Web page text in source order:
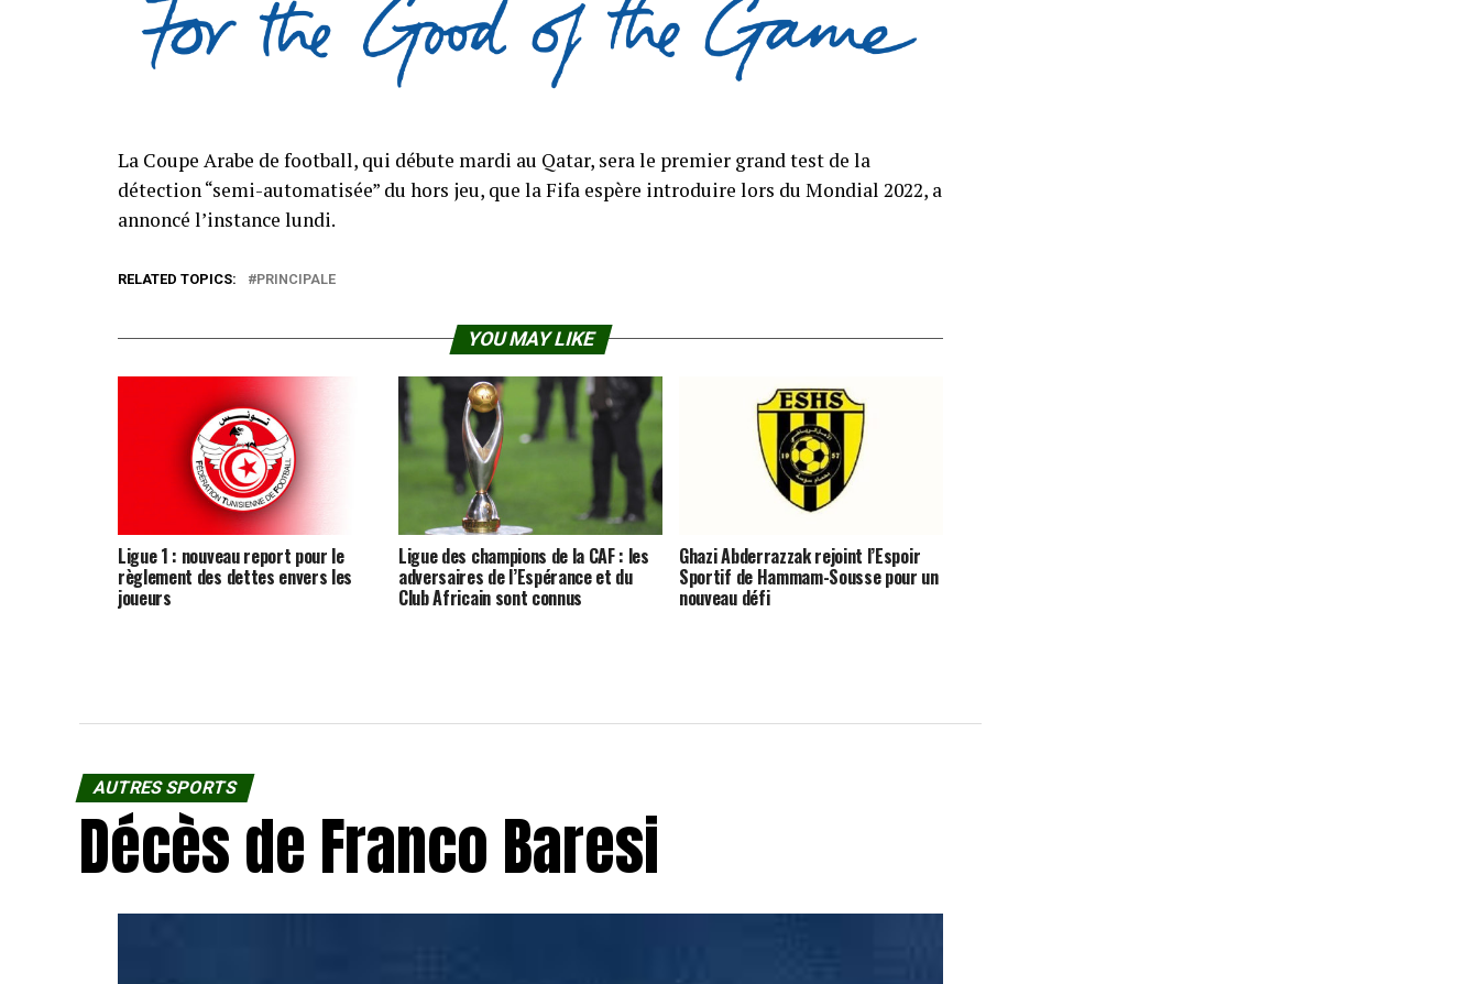
La Coupe Arabe de football, qui débute mardi au Qatar, sera le premier grand test de la
détection “semi-automatisée” du hors jeu, que la Fifa espère introduire lors du Mondial 2022, a
annoncé l’instance lundi.
RELATED TOPICS: PRINCIPALE
YOU MAY LIKE
Ligue 1 : nouveau report pour le
règlement des dettes envers les
joueurs
Ligue des champions de la CAF : les
adversaires de l’Espérance et du
Club Africain sont connus
Ghazi Abderrazzak rejoint l’Espoir
Sportif de Hammam-Sousse pour un
nouveau défi
AUTRES SPORTS
Décès de Franco Baresi